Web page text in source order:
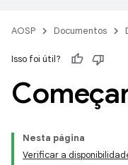
AOSP Documentos
Isso foi útil?
Nesta página
Verificar a